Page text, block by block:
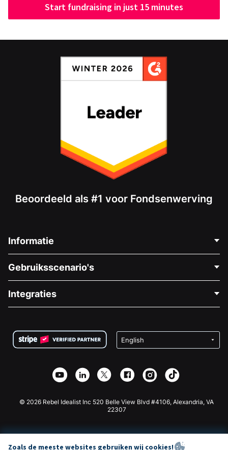
Start fundraising in just 15 minutes
Beoordeeld als #1 voor Fondsenwerving
Informatie
Over Ons
Vacatures
Privacy
Affiliate Partnerschap
Gebruiksscenario's
Medische Fondsenwerving
Goede Doelen Fondsenwerving
Integraties
Wix Donatie Plugin
Webflow Donatie App
Joomla Donatie
© 2026 Rebel Idealist Inc 520 Belle View Blvd #4106, Alexandria, VA
22307
Zoals de meeste websites gebruiken wij cookies!